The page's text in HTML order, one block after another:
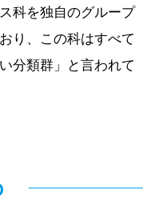
科を独自のグループ
り、この科はすべて
分類群」と言われて